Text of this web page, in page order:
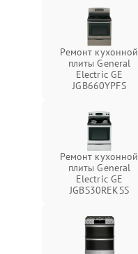
Ремонт кухонной
плиты General
Electric GE
JGB660YPFS
Ремонт кухонной
плиты General
Electric GE
JGBS30REKSS